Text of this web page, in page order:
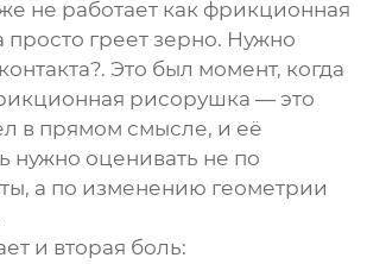
не работает как фрикционная
просто греет зерно. Нужно
Это был момент, когда
рисорушка — это
в прямом смысле, и её
нужно оценивать не по
а по изменению геометрии
и вторая боль: